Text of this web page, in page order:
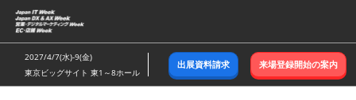
ス
キ
ッ
し
2027/4/7(水)-9(金)
東京ビッグサイト 東1～8ホール
出展資料請求 来場登録開始の案内